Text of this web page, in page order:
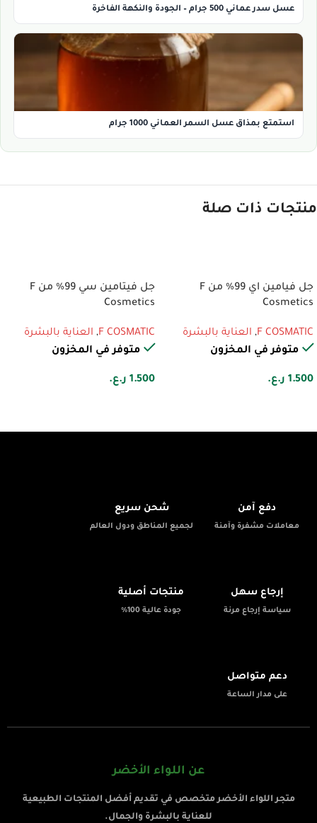
عسل سدر عماني 500 جرام – الجودة والنكهة الفاخرة
استمتع بمذاق عسل السمر العماني 1000 جرام
منتجات ذات صلة
جل فيامين اي 99% من F
Cosmetics
F COSMATIC
, العناية بالبشرة
متوفر في المخزون
1.500 ر.ع.
جل فيتامين سي 99% من F
Cosmetics
F COSMATIC
, العناية بالبشرة
متوفر في المخزون
1.500 ر.ع.
دفع آمن
معاملات مشفرة وآمنة
شحن سريع
لجميع المناطق ودول العالم
إرجاع سهل
سياسة إرجاع مرنة
منتجات أصلية
جودة عالية 100%
دعم متواصل
على مدار الساعة
عن اللواء الأخضر
متجر اللواء الأخضر متخصص في تقديم أفضل المنتجات الطبيعية
للعناية بالبشرة والجمال.